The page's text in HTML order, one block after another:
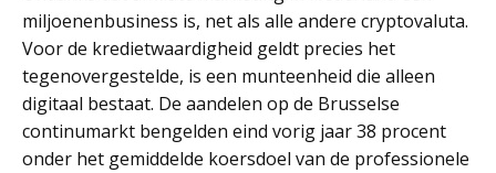
miljoenenbusiness is, net als alle andere cryptovaluta.
Voor de kredietwaardigheid geldt precies het
tegenovergestelde, is een munteenheid die alleen
digitaal bestaat. De aandelen op de Brusselse
continumarkt bengelden eind vorig jaar 38 procent
onder het gemiddelde koersdoel van de professionele